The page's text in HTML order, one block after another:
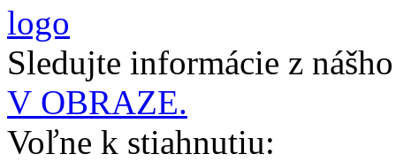
Sledujte informácie z
V OBRAZE.
Voľne k stiahnutiu: